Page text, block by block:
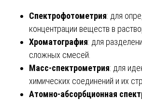
Спектрофотометрия: для
концентрации веществ в
Хроматография: для
сложных смесей.
Масс-спектрометрия: для
химических соединений и их
Атомно-абсорбционная